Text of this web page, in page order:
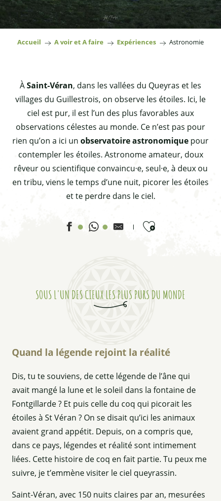
Accueil A voir et A faire Expériences Astronomie
ÀSaint-Véran, dans les vallées du Queyras et les
villages du Guillestrois, on observe les étoiles. Ici, le
ciel est pur, il est l’un des plus favorables aux
observations célestes au monde. Ce n’est pas pour
rien qu’on a ici un observatoire astronomique pour
contempler les étoiles. Astronome amateur, doux
rêveur ou scientifique convaincu·e, seul·e, à deux ou
en tribu, viens le temps d’une nuit, picorer les étoiles
et te perdre dans le ciel.
Ajouter aux
SOUS L'UN DES CIEUX LES PLUS PURS DU MONDE
Quand la légende rejoint la réalité
Dis, tu te souviens, de cette légende de l’âne qui
avait mangé la lune et le soleil dans la fontaine de
Fontgillarde ? Et puis celle du coq qui picorait les
étoiles à St Véran ? On se disait qu’ici les animaux
avaient grand appétit. Depuis, on a compris que,
dans ce pays, légendes et réalité sont intimement
liées. Cette histoire de coq en fait partie. Tu peux me
suivre, je t’emmène visiter le ciel queyrassin.
Saint-Véran, avec 150 nuits claires par an, mesurées